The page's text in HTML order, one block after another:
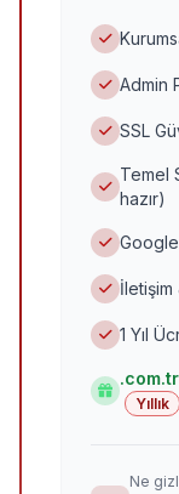
Admin
SSL
Temel
hazır)
İletişim
1 Yıl
Yıllık
Ne